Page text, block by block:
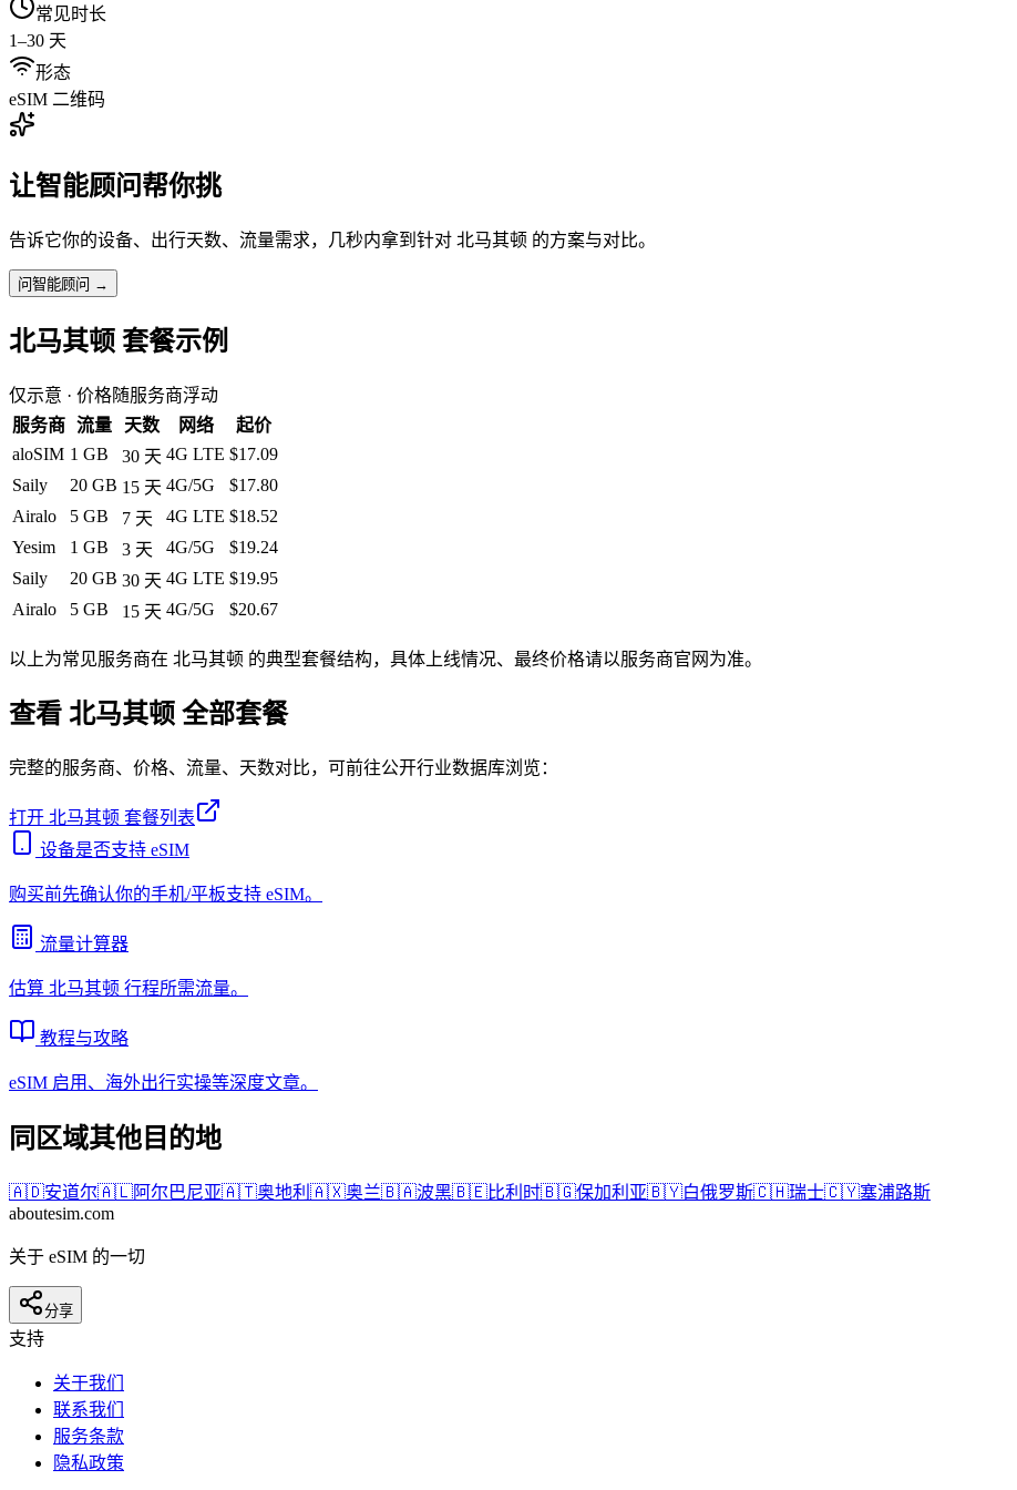
常见时长
1–30 天
形态
eSIM 二维码
让智能顾问帮你挑
告诉它你的设备、出行天数、流量需求，几秒内拿到针对 北马其顿 的方案与对比。
问智能顾问 →
北马其顿 套餐示例
仅示意 · 价格随服务商浮动
服务商 流量 天数 网络
起价
aloSIM 1 GB 30 天 4G LTE $17.09
Saily
20 GB 15 天 4G/5G
$17.80
Airalo
5 GB 7 天 4G LTE $18.52
Yesim
1 GB 3 天 4G/5G
$19.24
Saily
20 GB 30 天 4G LTE $19.95
Airalo
5 GB 15 天 4G/5G $20.67
以上为常见服务商在 北马其顿 的典型套餐结构，具体上线情况、最终价格请以服务商官网为准。
查看 北马其顿 全部套餐
完整的服务商、价格、流量、天数对比，可前往公开行业数据库浏览：
打开 北马其顿 套餐列表
设备是否支持 eSIM
购买前先确认你的手机/平板支持 eSIM。
流量计算器
估算 北马其顿 行程所需流量。
教程与攻略
eSIM 启用、海外出行实操等深度文章。
同区域其他目的地
🇦🇩安道尔🇦🇱阿尔巴尼亚🇦🇹奥地利 🇦🇽奥兰🇧🇦波黑🇧🇪比利时🇧🇬保加利亚🇧🇾白俄罗斯🇨🇭瑞士🇨🇾塞浦路斯
aboutesim.com
关于 eSIM 的一切
分享
支持
关于我们
联系我们
服务条款
隐私政策